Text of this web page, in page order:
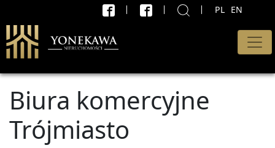
PL EN
WYSZUKAJ X
Rodzaj oferty
Wszystkie oferty
Transakcja
Biura komercyjne
Trójmiasto